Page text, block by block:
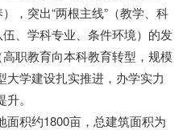
，突出“两根主线”（教学、科
、学科专业、条件环境）的发
职教育向本科教育转型，规模
大学建设扎实推进，办学实力
。
积约1800亩，总建筑面积为